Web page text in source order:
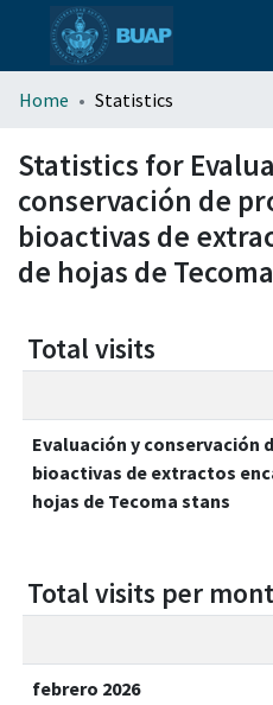
menu.section.about_menu
All of DSpace
Home Statistics
Statistics for
conservación de
bioactivas de
de hojas de
Total visits
Evaluación y conservación
bioactivas de extractos
hojas de Tecoma stans
Total visits per
febrero 2026